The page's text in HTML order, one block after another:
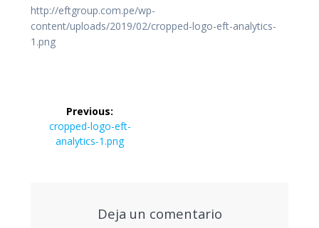
http://eftgroup.com.pe/wp-
content/uploads/2019/02/cropped-logo-eft-analytics-
1.png
Navegación
Previous:
Previous
post:
cropped-logo-eft-
analytics-1.png
Deja un comentario